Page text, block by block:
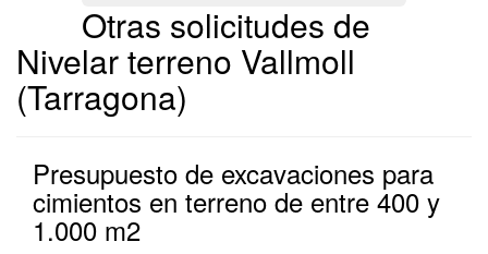
Otras solicitudes de
Nivelar terreno Vallmoll
(Tarragona)
Presupuesto de excavaciones para
cimientos en terreno de entre 400 y
1.000 m2